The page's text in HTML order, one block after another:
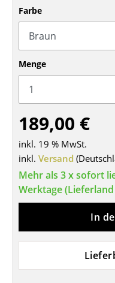
Schaukelstühle
Bürodrehstühle
Bürosessel
Einzelteile
... alle Sitzmöbel
Tische
Esstische
Beistelltische
Schreibtische
Farbe
Menge
189,00 €
inkl. 19 % MwSt.
inkl. Versand
Mehr als 3 x sofort
Werktage
In